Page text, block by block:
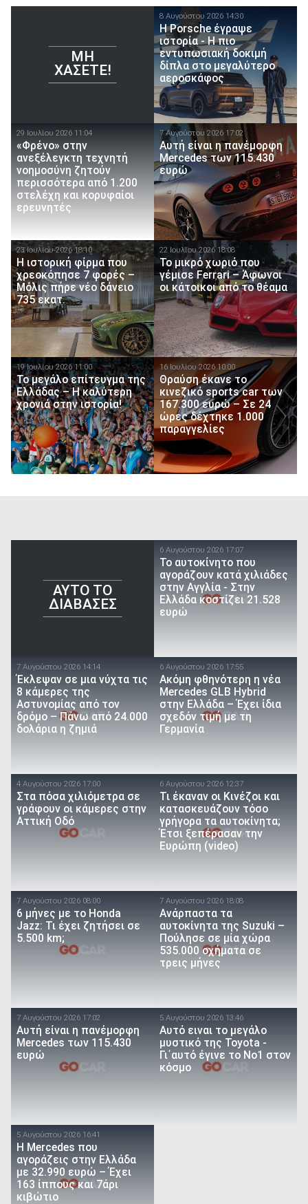
ΜΗ
ΧΆΣΕΤΕ!
8 Αυγούστου 2026 14:30
H Porsche έγραψε
ιστορία - H πιο
εντυπωσιακή δοκιμή
δίπλα στο μεγαλύτερο
αεροσκάφος
29 Ιουλίου 2026 11:04
«Φρένο» στην
ανεξέλεγκτη τεχνητή
νοημοσύνη ζητούν
περισσότερα από 1.200
στελέχη και κορυφαίοι
ερευνητές
7 Αυγούστου 2026 17:02
Αυτή είναι η πανέμορφη
Mercedes των 115.430
ευρώ
23 Ιουλίου 2026 18:10
Η ιστορική φίρμα που
χρεοκόπησε 7 φορές –
Μόλις πήρε νέο δάνειο
735 εκατ.
22 Ιουλίου 2026 18:08
Το μικρό χωριό που
γέμισε Ferrari – Άφωνοι
οι κάτοικοι από το θέαμα
19 Ιουλίου 2026 11:00
Το μεγάλο επίτευγμα της
Ελλάδας – Η καλύτερη
χρονιά στην ιστορία!
16 Ιουλίου 2026 10:00
Θραύση έκανε το
κινεζικό sports car των
167.300 ευρώ – Σε 24
ώρες δέχτηκε 1.000
παραγγελίες
AYTO TO
ΔΙΑΒΑΣΕΣ
6 Αυγούστου 2026 17:07
To αυτοκίνητο που
αγοράζουν κατά χιλιάδες
στην Αγγλία - Στην
Ελλάδα κοστίζει 21.528
ευρώ
7 Αυγούστου 2026 14:14
Έκλεψαν σε μια νύχτα τις
8 κάμερες της
Αστυνομίας από τον
δρόμο – Πάνω από 24.000
δολάρια η ζημιά
6 Αυγούστου 2026 17:55
Ακόμη φθηνότερη η νέα
Mercedes GLB Hybrid
στην Ελλάδα – Έχει ίδια
σχεδόν τιμή με τη
Γερμανία
4 Αυγούστου 2026 17:00
Στα πόσα χιλιόμετρα σε
γράφουν οι κάμερες στην
Αττική Οδό
6 Αυγούστου 2026 12:37
Τι έκαναν οι Κινέζοι και
κατασκευάζουν τόσο
γρήγορα τα αυτοκίνητα;
Έτσι ξεπέρασαν την
Ευρώπη (video)
7 Αυγούστου 2026 08:00
6 μήνες με το Honda
Jazz: Τι έχει ζητήσει σε
5.500 km;
7 Αυγούστου 2026 18:08
Ανάρπαστα τα
αυτοκίνητα της Suzuki –
Πούλησε σε μία χώρα
535.000 οχήματα σε
τρεις μήνες
7 Αυγούστου 2026 17:02
Αυτή είναι η πανέμορφη
Mercedes των 115.430
ευρώ
5 Αυγούστου 2026 13:46
Αυτό ειναι τo μεγάλο
μυστικό της Toyota -
Γι΄αυτό έγινε το Νο1 στον
κόσμο
5 Αυγούστου 2026 16:41
Η Mercedes που
αγοράζεις στην Ελλάδα
με 32.990 ευρώ – Έχει
163 ίππους και 7άρι
κιβώτιο